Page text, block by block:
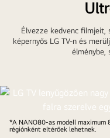
Élvezze kedvenc
képernyős LG TV-n és
élménybe,
*A NANO80-as modell maximum
régiónként eltérőek lehetnek.